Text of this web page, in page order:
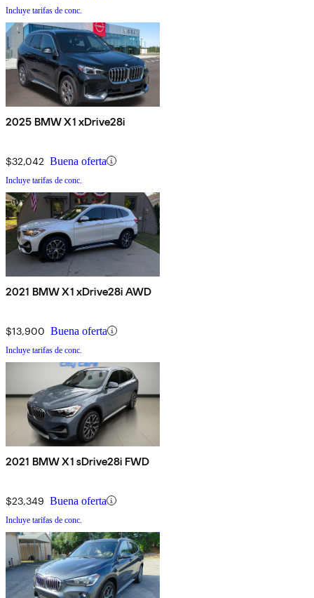
Incluye tarifas de conc.
2025 BMW X1 xDrive28i
$32,042 Buena oferta
Incluye tarifas de conc.
2021 BMW X1 xDrive28i AWD
$13,900 Buena oferta
Incluye tarifas de conc.
2021 BMW X1 sDrive28i FWD
$23,349 Buena oferta
Incluye tarifas de conc.